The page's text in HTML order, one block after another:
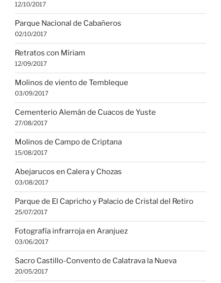
12/10/2017
Parque Nacional de Cabañeros
02/10/2017
Retratos con Míriam
12/09/2017
Molinos de viento de Tembleque
03/09/2017
Cementerio Alemán de Cuacos de Yuste
27/08/2017
Molinos de Campo de Criptana
15/08/2017
Abejarucos en Calera y Chozas
03/08/2017
Parque de El Capricho y Palacio de Cristal del Retiro
25/07/2017
Fotografía infrarroja en Aranjuez
03/06/2017
Sacro Castillo-Convento de Calatrava la Nueva
20/05/2017